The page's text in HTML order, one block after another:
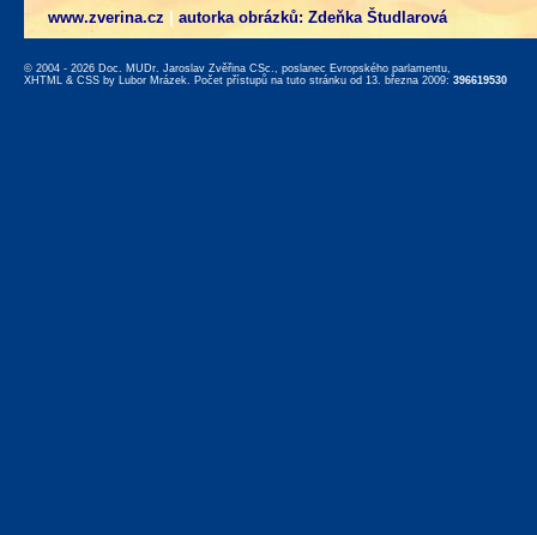
www.zverina.cz autorka obrázků: Zdeňka Študlarová
© 2004 - 2026 Doc. MUDr. Jaroslav Zvěřina CSc., poslanec Evropského parlamentu,
XHTML & CSS by Lubor Mrázek. Počet přístupů na tuto stránku od 13. března 2009: 396619530